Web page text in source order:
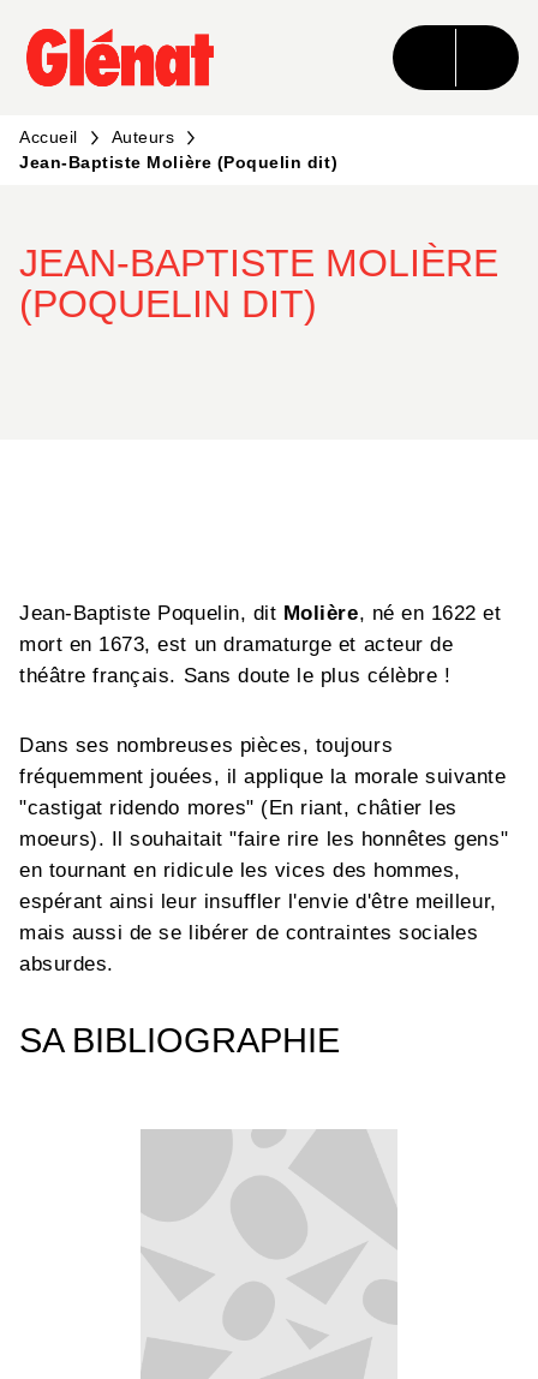
MENU RECHERCHE CONTENU
PIED DE PAGE
Accueil
Auteurs
Jean-Baptiste Molière (Poquelin dit)
JEAN-BAPTISTE MOLIÈRE
(POQUELIN DIT)
Jean-Baptiste Poquelin, dit Molière, né en 1622 et
mort en 1673, est un dramaturge et acteur de
théâtre français. Sans doute le plus célèbre !
Dans ses nombreuses pièces, toujours
fréquemment jouées, il applique la morale suivante
"castigat ridendo mores" (En riant, châtier les
moeurs). Il souhaitait "faire rire les honnêtes gens"
en tournant en ridicule les vices des hommes,
espérant ainsi leur insuffler l'envie d'être meilleur,
mais aussi de se libérer de contraintes sociales
absurdes.
SA BIBLIOGRAPHIE